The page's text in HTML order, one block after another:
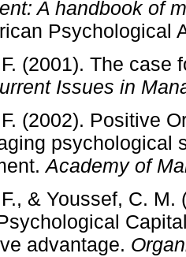
A handbook of
Psychological
(2001). The case
Issues in
(2002). Positive
psychological
Academy of
& Youssef, C.
advantage.